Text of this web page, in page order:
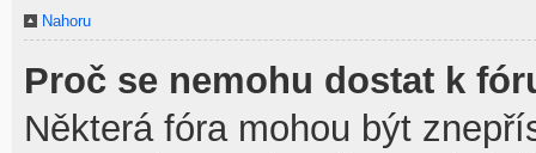
Nahoru
Proč se nemohu dostat k
Některá fóra mohou být